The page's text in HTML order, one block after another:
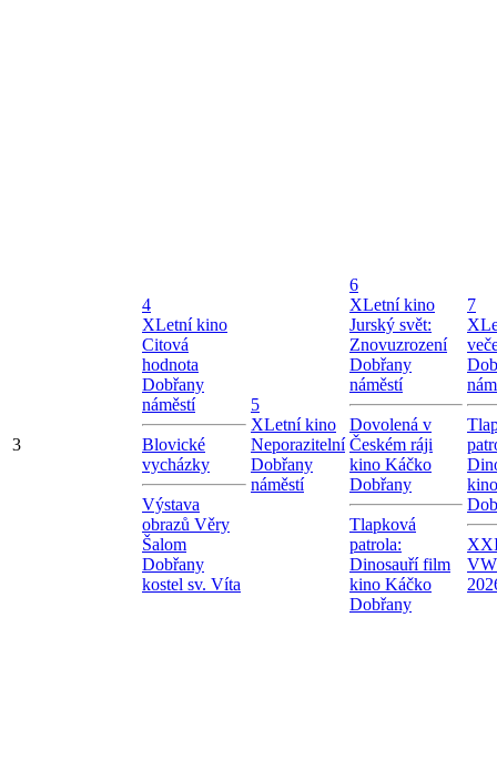
3
4
XLetní kino
Citová
hodnota
Dobřany
náměstí
Blovické
vycházky
Výstava
obrazů Věry
Šalom
Dobřany
kostel sv. Víta
5
XLetní kino
Neporazitelní
Dobřany
náměstí
6
XLetní kino
Jurský svět:
Znovuzrození
Dobřany
náměstí
Dovolená v
Českém ráji
kino Káčko
Dobřany
Tlapková
patrola:
Dinosauří film
kino Káčko
Dobřany
7
X